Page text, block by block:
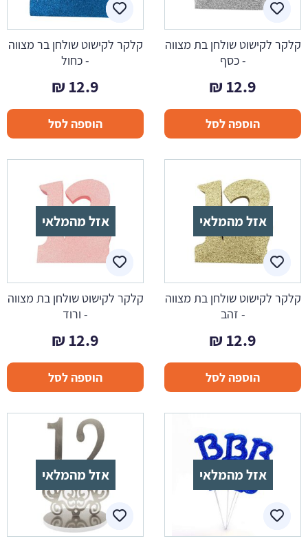
קלקר לקישוט שולחן בת מצווה
- כסף
12.9
₪
הוספה לסל
קלקר לקישוט שולחן בר מצווה
- כחול
12.9
₪
הוספה לסל
אזל מהמלאי
קלקר לקישוט שולחן בת מצווה
- זהב
12.9
₪
הוספה לסל
אזל מהמלאי
קלקר לקישוט שולחן בת מצווה
- ורוד
12.9
₪
הוספה לסל
אזל מהמלאי אזל מהמלאי